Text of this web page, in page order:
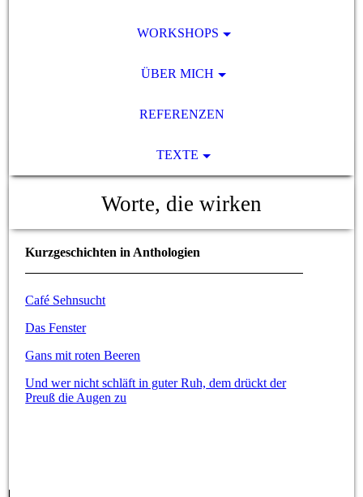
WORKSHOPS
ÜBER MICH
REFERENZEN
TEXTE
Worte, die wirken
Kurzgeschichten in Anthologien
Café Sehnsucht
Das Fenster
Gans mit roten Beeren
Und wer nicht schläft in guter Ruh, dem drückt der
Preuß die Augen zu